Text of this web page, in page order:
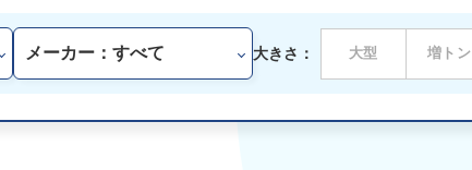
大きさ： 大型 増トン